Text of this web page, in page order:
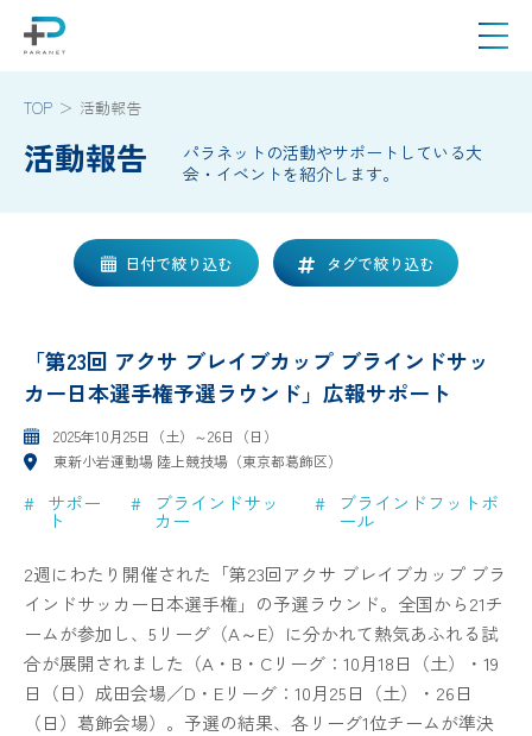
TOP 活動報告
活動報告
パラネットの活動やサポートしている大
会・イベントを紹介します。
日付で絞り込む タグで絞り込む
「第23回 アクサ ブレイブカップ ブラインドサッ
カー日本選手権予選ラウンド」広報サポート
2025年10月25日（土）～26日（日）
東新小岩運動場 陸上競技場（東京都葛飾区）
サポー
ト
ブラインドサッ
カー
ブラインドフットボ
ール
2週にわたり開催された「第23回アクサ ブレイブカップ ブラ
インドサッカー日本選手権」の予選ラウンド。全国から21チ
ームが参加し、5リーグ（A～E）に分かれて熱気あふれる試
合が展開されました（A・B・Cリーグ：10月18日（土）・19
日（日）成田会場／D・Eリーグ：10月25日（土）・26日
（日）葛飾会場）。予選の結果、各リーグ1位チームが準決